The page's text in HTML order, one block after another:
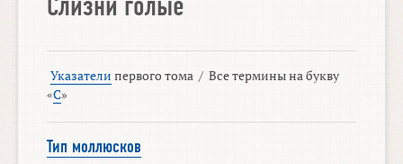
Указатели первого тома / Все термины на букву
«С»
Тип моллюсков